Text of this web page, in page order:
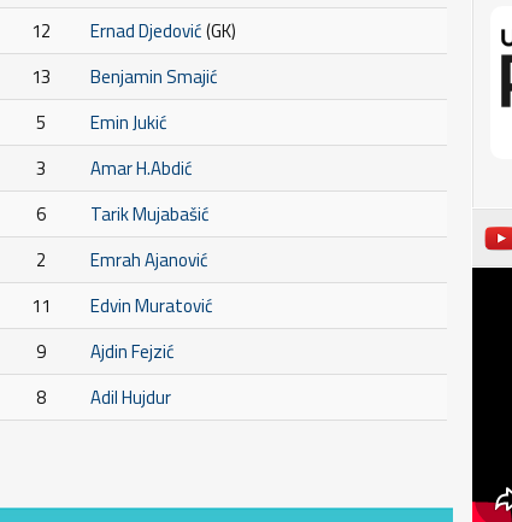
12
Ernad Djedović(GK)
13
Benjamin Smajić
5
Emin Jukić
3
Amar H.Abdić
6
Tarik Mujabašić
2
Emrah Ajanović
11
Edvin Muratović
9
Ajdin Fejzić
8
Adil Hujdur